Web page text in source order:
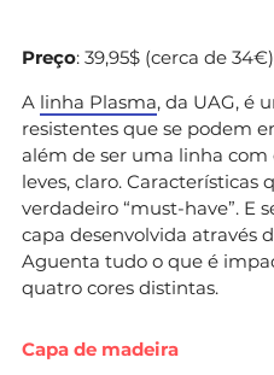
Preço: 39,95$ (cerca de 34€)
A linha Plasma, da UAG, é
resistentes que se podem
além de ser uma linha
leves, claro.
verdadeiro “must-have”. E
capa desenvolvida através
Aguenta tudo o que é
quatro cores distintas.
Capa de madeira